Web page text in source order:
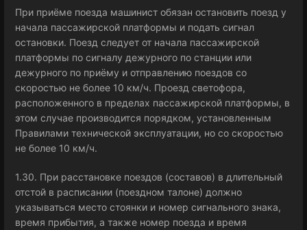
При приёме поезда машинист обязан остановить поезд у
начала пассажирской платформы и подать сигнал
остановки. Поезд следует от начала пассажирской
платформы по сигналу дежурного по станции или
дежурного по приёму и отправлению поездов со
скоростью не более 10 км/ч. Проезд светофора,
расположенного в пределах пассажирской платформы, в
этом случае производится порядком, установленным
Правилами технической эксплуатации, но со скоростью
не более 10 км/ч.
1.30. При расстановке поездов (составов) в длительный
отстой в расписании (поездном талоне) должно
указываться место стоянки и номер сигнального знака,
время прибытия, а также номер поезда и время